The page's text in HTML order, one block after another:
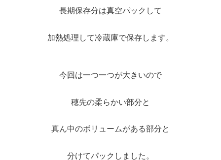
長期保存分は真空パックして
加熱処理して冷蔵庫で保存します。
今回は一つ一つが大きいので
穂先の柔らかい部分と
真ん中のボリュームがある部分と
分けてパックしました。